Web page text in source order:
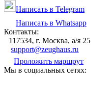
Написать в Telegram
Написать в Whatsapp
Контакты:
117534, г. Москва, а/я 25
support@zeughaus.ru
Проложить маршрут
Мы в социальных сетях: